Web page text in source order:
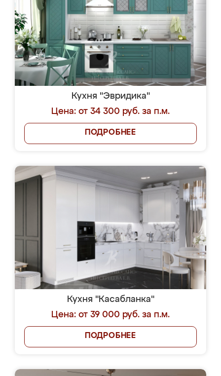
Кухня "Эвридика"
Цена: от 34 300 руб. за п.м.
ПОДРОБНЕЕ
Кухня "Касабланка"
Цена: от 39 000 руб. за п.м.
ПОДРОБНЕЕ